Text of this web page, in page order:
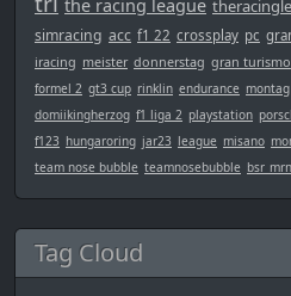
the racing league
simracing acc f1 22 crossplay pc
iracing meister donnerstag gran turismo
formel 2 gt3 cup rinklin endurance montag
domiikingherzog f1 liga 2 playstation
f123 hungaroring jar23 league misano
team nose bubble teamnosebubble
Tag Cloud